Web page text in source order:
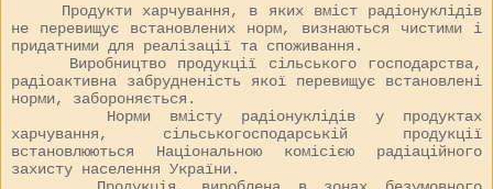
Продукти харчування, в яких вміст радіонуклідів
не перевищує встановлених норм, визнаються чистими і
придатними для реалізації та споживання.
Виробництво продукції сільського господарства,
радіоактивна забрудненість якої перевищує встановлені
норми, забороняється.
Норми вмісту радіонуклідів у продуктах
харчування, сільськогосподарській продукції
встановлюються Національною комісією радіаційного
захисту населення України.